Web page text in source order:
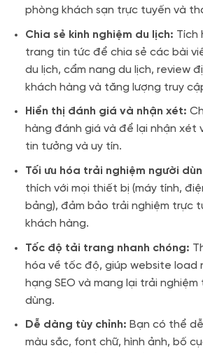
phòng khách sạn trực tuyến và
Chia sẻ kinh nghiệm du lịch: Tích
trang tin tức để chia sẻ các bài
du lịch, cẩm nang du lịch, review
khách hàng và tăng lượng truy
Hiển thị đánh giá và nhận xét:
hàng đánh giá và để lại nhận xét
tin tưởng và uy tín.
Tối ưu hóa trải nghiệm người
thích với mọi thiết bị (máy tính,
bảng), đảm bảo trải nghiệm trực
khách hàng.
Tốc độ tải trang nhanh chóng:
hóa về tốc độ, giúp website load
hạng SEO và mang lại trải
dùng.
Dễ dàng tùy chỉnh: Bạn có thể
màu sắc, font chữ, hình ảnh, bố